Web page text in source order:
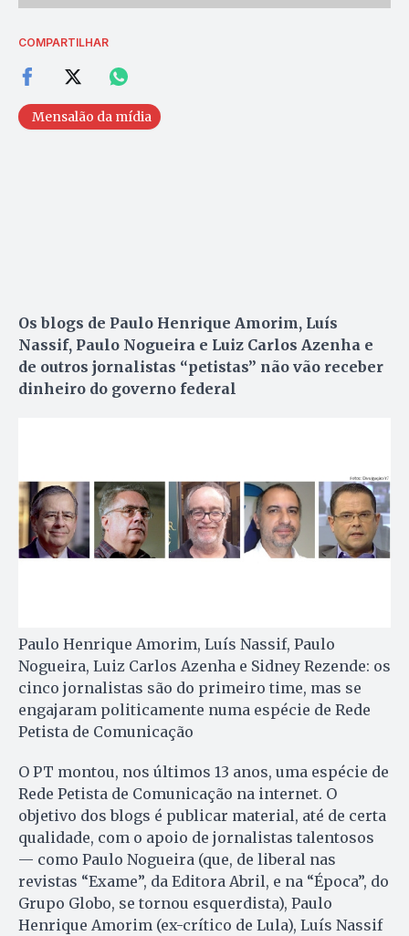
COMPARTILHAR
Mensalão da mídia
Os blogs de Paulo Henrique Amorim, Luís
Nassif, Paulo Nogueira e Luiz Carlos Azenha e
de outros jornalistas “petistas” não vão receber
dinheiro do governo federal
Paulo Henrique Amorim, Luís Nassif, Paulo
Nogueira, Luiz Carlos Azenha e Sidney Rezende: os
cinco jornalistas são do primeiro time, mas se
engajaram politicamente numa espécie de Rede
Petista de Comunicação
O PT montou, nos últimos 13 anos, uma espécie de
Rede Petista de Comunicação na internet. O
objetivo dos blogs é publicar material, até de certa
qualidade, com o apoio de jornalistas talentosos
— como Paulo Nogueira (que, de liberal nas
revistas “Exame”, da Editora Abril, e na “Época”, do
Grupo Globo, se tornou esquerdista), Paulo
Henrique Amorim (ex-crítico de Lula), Luís Nassif